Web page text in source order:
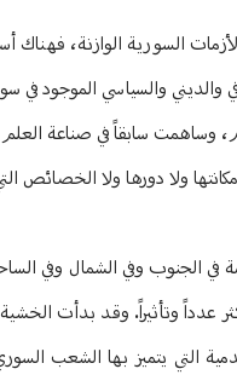
السورية الوازنة، فهناك
والديني والسياسي الموجود
وساهمت سابقاً في صناعة
ولا دورها ولا الخصائص
في الجنوب وفي الشمال وفي
عدداً وتأثيراً. وقد بدأت